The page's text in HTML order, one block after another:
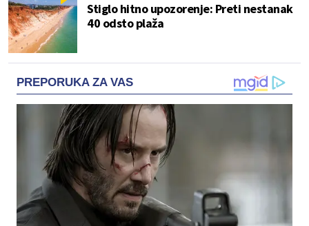
Stiglo hitno upozorenje: Preti nestanak
40 odsto plaža
PREPORUKA ZA VAS